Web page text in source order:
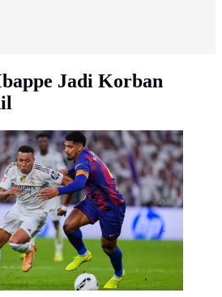
Jadi Korban
Madrid berebut bola dengan
dalam pertandingan La
Minggu, 26 Oktober 2025.